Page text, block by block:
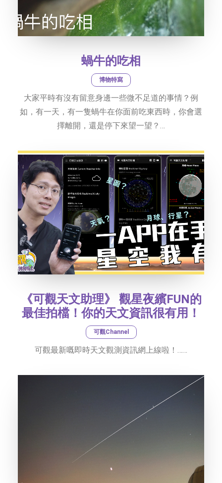
蝸牛的吃相
博物特寫
大家平時有沒有留意身邊一些微不足道的事情？例
如，有一天，有一隻蝸牛在你面前吃東西時，你會選
擇離開，還是停下來望一望？…
《可觀天文助理》 觀星夜繽FUN的
最佳拍檔！你的天文資訊很有用！
可觀Channel
可觀最新嘅即時天文觀測資訊網上線啦！……